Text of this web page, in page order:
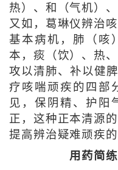
热）、和（气机）
又如，葛琳仪辨治
基本病机，肺（咳
本，痰（饮）、热
攻以清肺、补以健
疗咳喘顽疾的四部
见，保阴精、护阳
正，这种正本清源
提高辨治疑难顽疾
用药简